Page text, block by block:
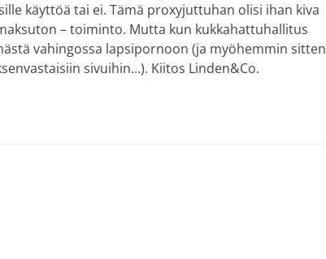
käyttöä tai ei. Tämä proxyjuttuhan olisi ihan kiva
– toiminto. Mutta kun kukkahattuhallitus
vahingossa lapsipornoon (ja myöhemmin sitten
sivuihin…). Kiitos Linden&Co.